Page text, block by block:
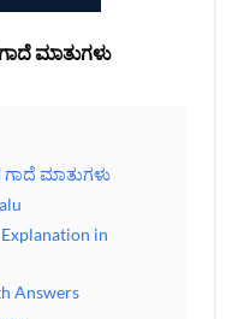
ಮಾತುಗಳು
ಗಾದೆ ಮಾತುಗಳು
in
Answers